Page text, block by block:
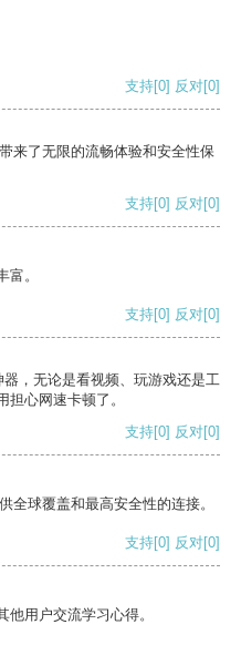
支持[0] 反对[0]
来了无限的流畅体验和安全性保
支持[0] 反对[0]
。
支持[0] 反对[0]
，无论是看视频、玩游戏还是工
心网速卡顿了。
支持[0] 反对[0]
全球覆盖和最高安全性的连接。
支持[0] 反对[0]
用户交流学习心得。